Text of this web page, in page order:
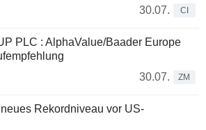
30.07.
CI
PLC : AlphaValue/Baader Europe
30.07.
ZM
Rekordniveau vor US-